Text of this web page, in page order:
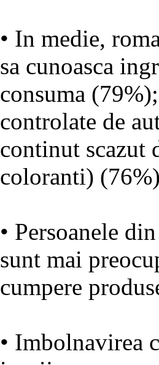
• In medie,
sa cunoasca
consuma
controlate de
continut scazut
coloranti)
• Persoanele
sunt mai
cumpere
• Imbolnavirea